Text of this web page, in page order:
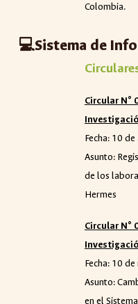
Colombia.
💻Sistema de
Circular N°
Fecha: 10
Asunto:
de los
Hermes
Circular N°
Fecha: 10
Asunto:
en el